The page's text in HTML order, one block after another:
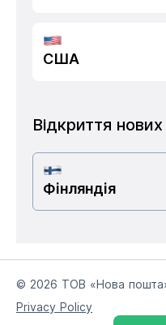
США
Відкриття
Фінляндія
© 2026 ТОВ «Нова
Privacy Policy